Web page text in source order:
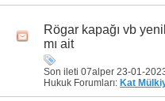
Rögar kapağı vb
mı ait
Son ileti 07alper 23-01-
Hukuk Forumları: Kat